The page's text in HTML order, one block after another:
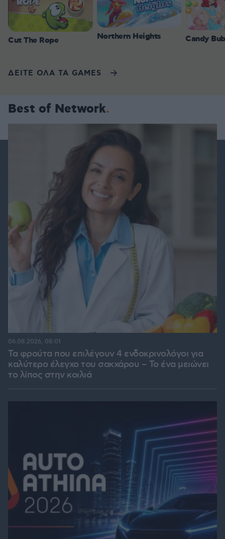
Cut The Rope Northern Heights Candy
ΔΕΙΤΕ ΟΛΑ ΤΑ GAMES
Best of Network
Τα φρούτα που επιλέγουν 4 ενδοκρινολόγοι για
καλύτερο έλεγχο του σακχάρου – Το ένα μειώνει
το λίπος στην κοιλιά
06.08.2026, 08:01